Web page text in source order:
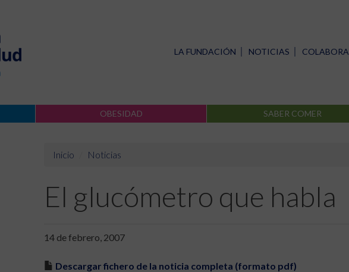
LA FUNDACIÓN NOTICIAS COLABORA
OBESIDAD SABER COMER
Inicio Noticias
El glucómetro que habla
14 de febrero, 2007
Descargar fichero de la noticia completa (formato pdf)